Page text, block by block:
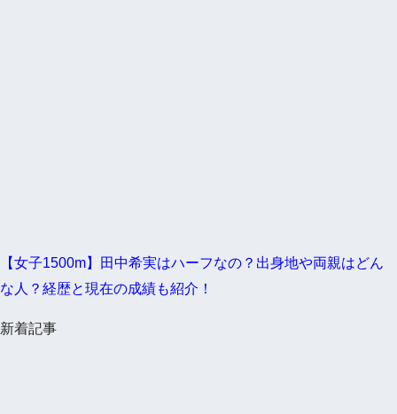
【女子1500m】田中希実はハーフなの？出身地や両親はどん
な人？経歴と現在の成績も紹介！
新着記事